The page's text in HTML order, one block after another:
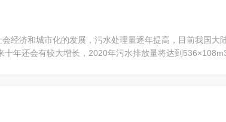
经济和城市化的发展，污水处理量逐年提高，目前我国大
年还会有较大增长，2020年污水排放量将达到